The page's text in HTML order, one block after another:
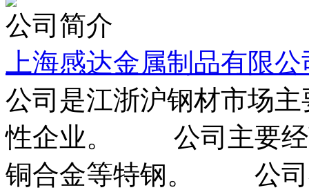
公司简介
上海感达金属制品有限公
公司是江浙沪钢材市场
性企业。 公司主要经
铜合金等特钢。 公司